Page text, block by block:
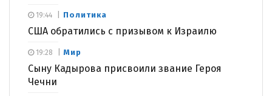
Политика
США обратились с призывом к Израилю
19:44
Мир
Сыну Кадырова присвоили звание Героя
Чечни
19:28